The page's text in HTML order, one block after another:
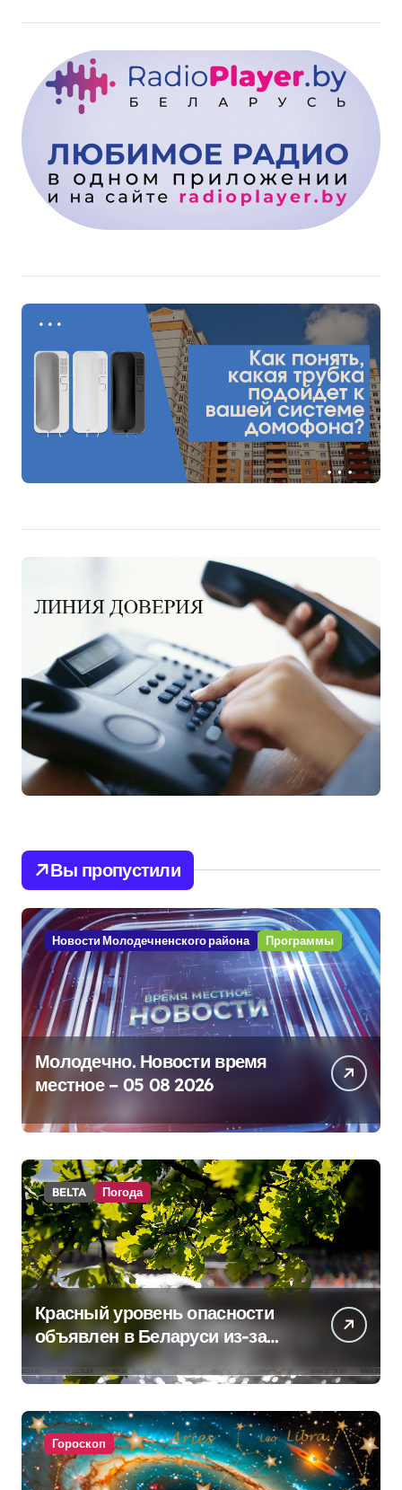
Вы пропустили
Новости Молодечненского района Программы
Молодечно. Новости время
местное – 05 08 2026
BELTA Погода
Красный уровень опасности
объявлен в Беларуси из-за
жары
Гороскоп